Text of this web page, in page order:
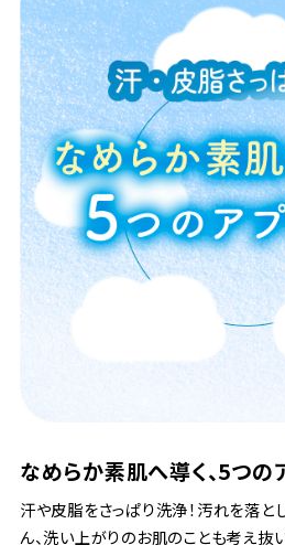
なめらか素肌へ導く、5つの
汗や皮脂をさっぱり洗浄！汚れを落と
ん、洗い上がりのお肌のことも考え抜